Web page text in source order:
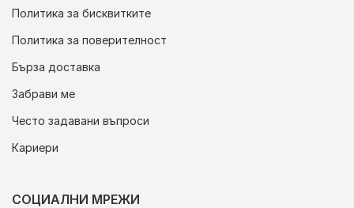
Политика за бисквитките
Политика за поверителност
Бърза доставка
Забрави ме
Често задавани въпроси
Кариери
СОЦИАЛНИ МРЕЖИ